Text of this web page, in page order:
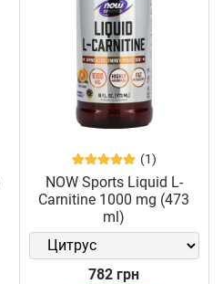
(1)
NOW Sports Liquid L-
Carnitine 1000 mg (473
ml)
782 грн